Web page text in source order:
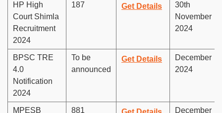
HP High
Court Shimla
Recruitment
2024
187 Get Details
30th
November
2024
BPSC TRE
4.0
Notification
2024
To be
announced
Get Details
December
2024
MPESB 881 December